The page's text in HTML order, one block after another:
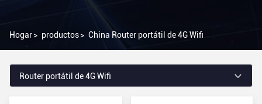
Hogar> productos> China Router portátil de 4G Wifi
Router portátil de 4G Wifi